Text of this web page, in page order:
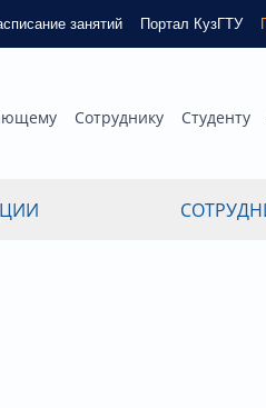
занятий Портал КузГТУ
Сотруднику Студенту